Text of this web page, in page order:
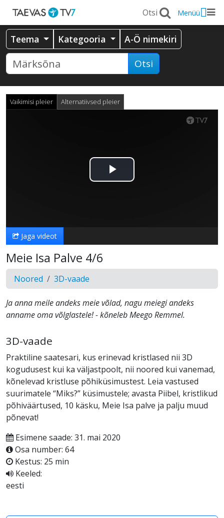
Menüü
Teema Kategooria A-Ö nimekiri
Otsi
Vaikimisi pleier Alternatiivsed pleier
Esita
Jaga videot
Meie Isa Palve 4/6
Noored 3D-vaade
Ja anna meile andeks meie võlad, nagu meiegi andeks
anname oma võlglastele! - kõneleb Meego Remmel.
3D-vaade
Praktiline saatesari, kus erinevad kristlased nii 3D
kogudusest kui ka väljastpoolt, nii noored kui vanemad,
kõnelevad kristluse põhiküsimustest. Leia vastused
suurimatele “Miks?” küsimustele; avasta Piibel, kristlikud
põhiväärtused, 10 käsku, Meie Isa palve ja palju muud
põnevat!
Esimene saade: 31. mai 2020
Osa number: 64
Kestus: 25 min
Keeled:
eesti